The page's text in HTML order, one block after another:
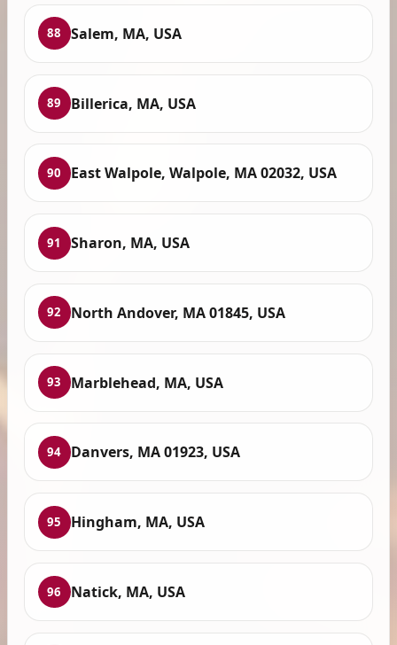
88 Salem, MA, USA
89 Billerica, MA, USA
90 East Walpole, Walpole, MA 02032, USA
91 Sharon, MA, USA
92 North Andover, MA 01845, USA
93 Marblehead, MA, USA
94 Danvers, MA 01923, USA
95 Hingham, MA, USA
96 Natick, MA, USA